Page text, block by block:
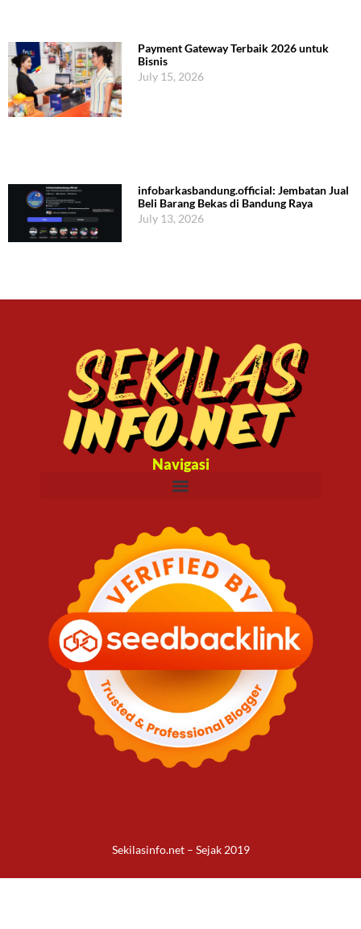
Payment Gateway Terbaik 2026 untuk
Bisnis
July 15, 2026
infobarkasbandung.official: Jembatan Jual
Beli Barang Bekas di Bandung Raya
July 13, 2026
Navigasi
Sekilasinfo.net – Sejak 2019